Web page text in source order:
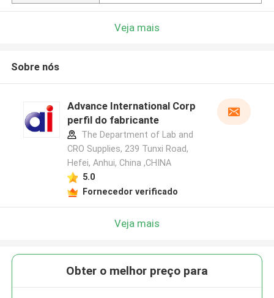
Veja mais
Sobre nós
Advance International Corp
perfil do fabricante
The Department of Lab and
CRO Supplies, 239 Tunxi Road,
Hefei, Anhui, China ,CHINA
5.0
Fornecedor verificado
Veja mais
Obter o melhor preço para